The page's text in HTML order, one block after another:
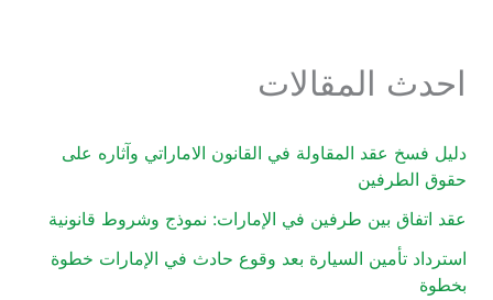
احدث المقالات
دليل فسخ عقد المقاولة في القانون الاماراتي وآثاره على
حقوق الطرفين
عقد اتفاق بين طرفين في الإمارات: نموذج وشروط قانونية
استرداد تأمين السيارة بعد وقوع حادث في الإمارات خطوة
بخطوة